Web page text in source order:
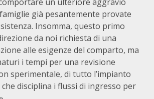
già pesantemente provate
Insomma, questo primo
da noi richiesta di una
alle esigenze del comparto, ma
i tempi per una revisione
sperimentale, di tutto l’impianto
disciplina i flussi di ingresso per